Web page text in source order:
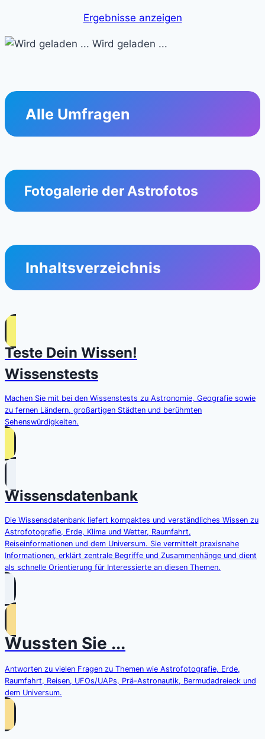
Ergebnisse anzeigen
Wird geladen ...
Alle Umfragen
Fotogalerie der Astrofotos
Inhaltsverzeichnis
Teste Dein Wissen!
Wissenstests
Machen Sie mit bei den Wissenstests zu Astronomie, Geografie sowie
zu fernen Ländern, großartigen Städten und berühmten
Sehenswürdigkeiten.
Wissensdatenbank
Die Wissensdatenbank liefert kompaktes und verständliches Wissen zu
Astrofotografie, Erde, Klima und Wetter, Raumfahrt,
Reiseinformationen und dem Universum. Sie vermittelt praxisnahe
Informationen, erklärt zentrale Begriffe und Zusammenhänge und dient
als schnelle Orientierung für Interessierte an diesen Themen.
Wussten Sie ...
Antworten zu vielen Fragen zu Themen wie Astrofotografie, Erde,
Raumfahrt, Reisen, UFOs/UAPs, Prä-Astronautik, Bermudadreieck und
dem Universum.